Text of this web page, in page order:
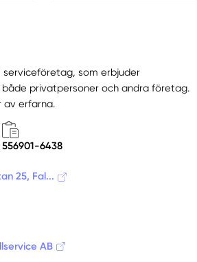
serviceföretag, som erbjuder
både privatpersoner och andra företag.
erfarna.
556901-6438
25, Fal...
AB